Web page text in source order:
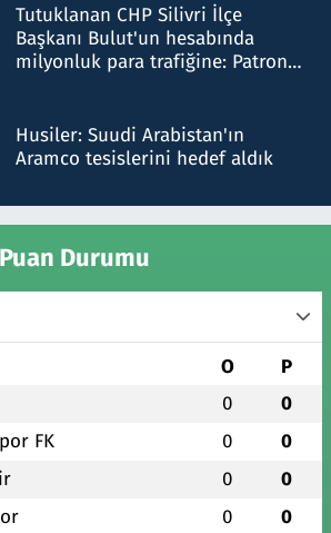
Tutuklanan CHP Silivri İlçe
Başkanı Bulut'un hesabında
milyonluk para trafiğine: Patron
Husiler: Suudi Arabistan'ın
Aramco tesislerini hedef aldık
Durumu
O P
0 0
FK 0 0
0 0
0 0